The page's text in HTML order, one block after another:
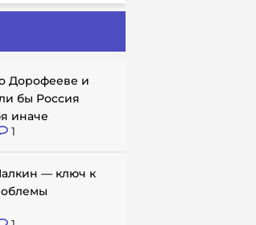
Дорофееве и
бы Россия
иначе
1
— ключ к